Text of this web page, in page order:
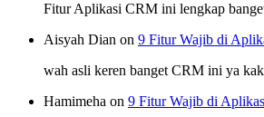
Fitur Aplikasi CRM ini lengkap
Aisyah Dian on 9 Fitur Wajib di
wah asli keren banget CRM ini ya
Hamimeha on 9 Fitur Wajib di